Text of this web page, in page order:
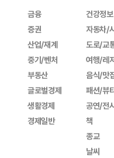
금융
증권
산업/재계
중기/벤처
부동산
글로벌경제
생활경제
경제일반
건강정보
자동차/
도로/교
여행/레
음식/맛
패션/뷰
공연/전
책
종교
날씨